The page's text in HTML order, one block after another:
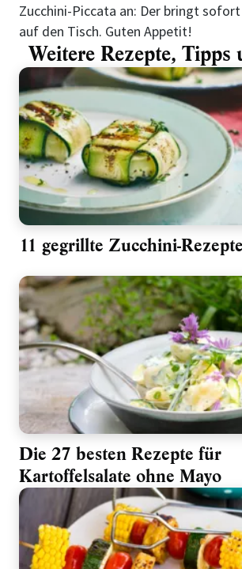
Zucchini-Piccata an: Der bringt
auf den Tisch. Guten Appetit!
Weitere Rezepte, Tipps
11 gegrillte Zucchini-Rezepte
Die 27 besten Rezepte für
Kartoffelsalate ohne Mayo